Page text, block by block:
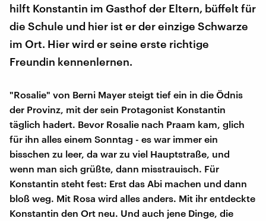
hilft Konstantin im Gasthof der Eltern, büffelt für
die Schule und hier ist er der einzige Schwarze
im Ort. Hier wird er seine erste richtige
Freundin kennenlernen.
"Rosalie" von Berni Mayer steigt tief ein in die Ödnis
der Provinz, mit der sein Protagonist Konstantin
täglich hadert. Bevor Rosalie nach Praam kam, glich
für ihn alles einem Sonntag - es war immer ein
bisschen zu leer, da war zu viel Hauptstraße, und
wenn man sich grüßte, dann misstrauisch. Für
Konstantin steht fest: Erst das Abi machen und dann
bloß weg. Mit Rosa wird alles anders. Mit ihr entdeckte
Konstantin den Ort neu. Und auch jene Dinge, die